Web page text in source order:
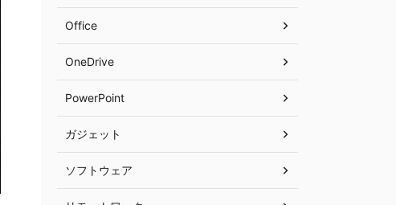
Office
OneDrive
PowerPoint
ガジェット
ソフトウェア